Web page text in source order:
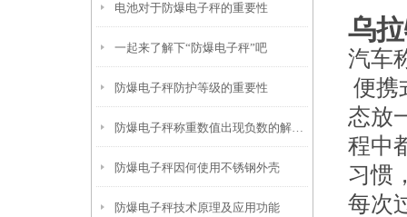
电池对于防爆电子秤的重要性
一起来了解下“防爆电子秤”吧
防爆电子秤防护等级的重要性
防爆电子秤称重数值出现负数的解决方法
防爆电子秤因何使用不锈钢外壳
防爆电子秤技术原理及应用功能
乌
汽车
便携
态放
程中
习惯
每次